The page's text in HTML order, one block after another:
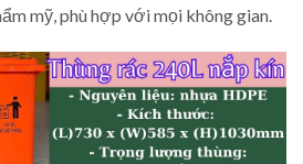
mỹ, phù hợp với mọi không gian.